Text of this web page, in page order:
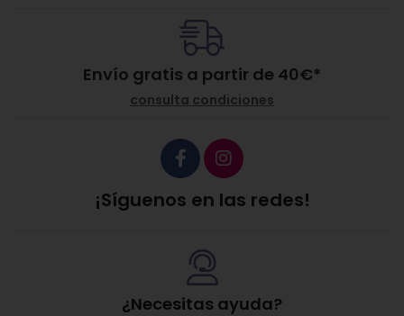
Envío gratis a partir de 40€*
consulta condiciones
¡Síguenos en las redes!
¿Necesitas ayuda?